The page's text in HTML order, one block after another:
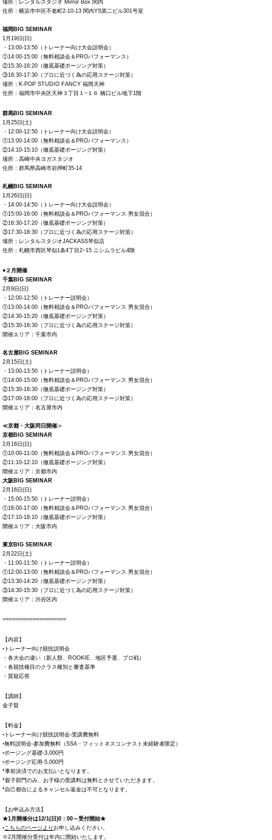
場所：レンタルスタジオ Mirror Box 関内
住所：横浜市中区不老町2-10-13 関内YS第二ビル301号室
福岡BIG SEMINAR
1月19日(日)
・13:00-13:50（トレーナー向け大会説明会）
①14:00-15:00（無料相談会＆PROパフォーマンス）
②15:30-16:20（徹底基礎ポージング対策）
③16:30-17:30（プロに近づく為の応用ステージ対策）
場所：K-POP STUDIO FANCY 福岡天神
住所：福岡市中央区天神３丁目１−１６ 橋口ビル地下1階
群馬BIG SEMINAR
1月25日(土)
・12:00-12:50（トレーナー向け大会説明会）
①13:00-14:00（無料相談会＆PROパフォーマンス）
②14:10-15:10（徹底基礎ポージング対策）
場所：高崎中央ヨガスタジオ
住所：群馬県高崎市岩押町35-14
札幌BIG SEMINAR
1月26日(日)
・14:00-14:50（トレーナー向け大会説明会）
①15:00-16:00（無料相談会＆PROパフォーマンス 男女混合）
②16:30-17:20（徹底基礎ポージング対策）
③17:30-18:30（プロに近づく為の応用ステージ対策）
場所：レンタルスタジオJACKASS琴似店
住所：札幌市西区琴似1条4丁目2−15 ニシムラビル4階
●２月開催
千葉BIG SEMINAR
2月9日(日)
・12:00-12:50（トレーナー説明会）
①13:00-14:00（無料相談会＆PROパフォーマンス 男女混合）
②14:30-15:20（徹底基礎ポージング対策）
③15:30-16:30（プロに近づく為の応用ステージ対策）
開催エリア：千葉市内
名古屋BIG SEMINAR
2月15日(土)
・13:00-13:50（トレーナー説明会）
①14:00-15:00（無料相談会＆PROパフォーマンス 男女混合）
②15:30-16:30（徹底基礎ポージング対策）
③17:00-18:00（プロに近づく為の応用ステージ対策）
開催エリア：名古屋市内
≪京都・大阪同日開催≫
京都BIG SEMINAR
2月16日(日)
①10:00-11:00（無料相談会＆PROパフォーマンス 男女混合）
②11:10-12:10（徹底基礎ポージング対策）
開催エリア：京都市内
大阪BIG SEMINAR
2月16日(日)
・15:00-15:50（トレーナー説明会）
①16:00-17:00（無料相談会＆PROパフォーマンス 男女混合）
②17:10-18:10（徹底基礎ポージング対策）
開催エリア：大阪市内
東京BIG SEMINAR
2月22日(土)
・11:00-11:50（トレーナー説明会）
①12:00-13:00（無料相談会＆PROパフォーマンス 男女混合）
②13:30-14:20（徹底基礎ポージング対策）
③14:30-15:30（プロに近づく為の応用ステージ対策）
開催エリア：渋谷区内
=====================
【内容】
◦トレーナー向け競技説明会
・各大会の違い（新人類、ROOKIE、地区予選、プロ戦）
・各競技種目のクラス種別と審査基準
・質疑応答
【講師】
金子賢
【料金】
◦トレーナー向け競技説明会-受講費無料
◦無料説明会-参加費無料（SSA・フィットネスコンテスト未経験者限定）
◦ポージング基礎-3,000円
◦ポージング応用-5,000円
*事前決済でのお支払いとなります。
*親子部門のみ、お子様の受講料は無料とさせていただきます。
*自己都合によるキャンセル返金は不可となります。
【お申込み方法】
★1月開催分は12/1(日)0：00～受付開始★
◦こちらのページよりお申し込みください。
※2月開催分受付は年内に開始いたします。